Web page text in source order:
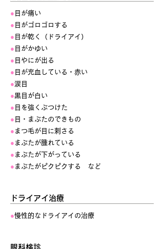
● 目が痛い
● 目がゴロゴロする
● 目が乾く（ドライアイ）
● 目がかゆい
● 目やにが出る
● 目が充血している・赤い
●涙目
●黒目が白い
● 目を強くぶつけた
● 目・まぶたのできもの
● まつ毛が目に刺さる
● まぶたが腫れている
● まぶたが下がっている
● まぶたがピクピクする など
ドライアイ治療
●慢性的なドライアイの治療
眼科検診